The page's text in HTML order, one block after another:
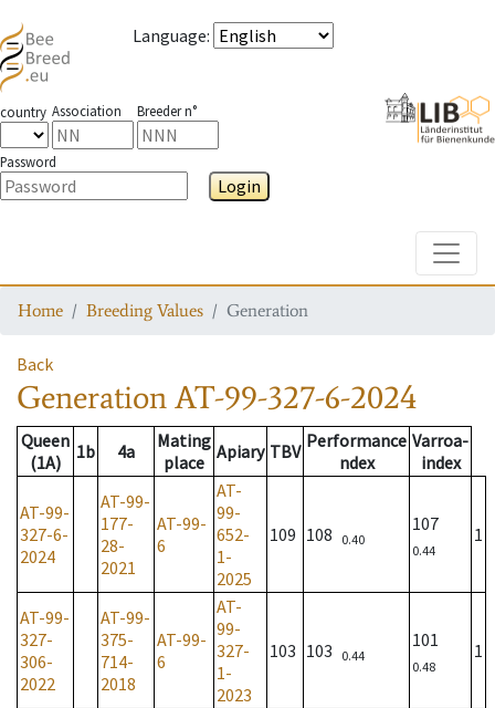
Language:
country Association Breeder n°
Password
Login
Home Breeding Values Generation
Back
GenerationAT-99-327-6-2024
Queen
(1A)
1b 4a
Mating
place Apiary TBV Performance
ndex
Varroa-
index
AT-99-
327-6-
2024
AT-99-
177-
28-
2021
AT-99-
6
AT-
99-
652-
1-
2025
109 108 0.40
107
0.44
1
AT-99-
327-
306-
2022
AT-99-
375-
714-
2018
AT-99-
6
AT-
99-
327-
1-
2023
103 103 0.44
101
0.48
1